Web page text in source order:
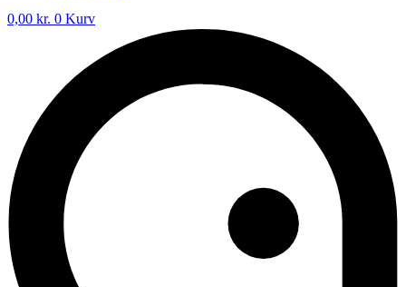
0,00 kr. 0 Kurv